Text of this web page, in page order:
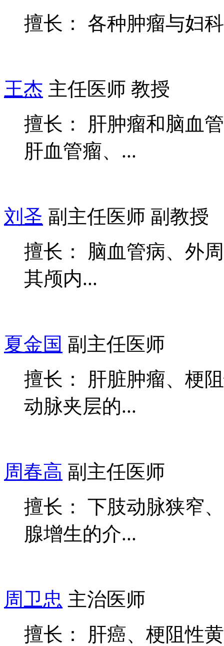
擅长： 各种肿瘤与妇
王杰 主任医师 教授
擅长： 肝肿瘤和脑血
肝血管瘤、...
刘圣 副主任医师 副教授
擅长： 脑血管病、外
其颅内...
夏金国 副主任医师
擅长： 肝脏肿瘤、梗
动脉夹层的...
周春高 副主任医师
擅长： 下肢动脉狭窄
腺增生的介...
周卫忠 主治医师
擅长： 肝癌、梗阻性